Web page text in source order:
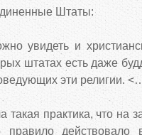
Штаты:
увидеть и
штатах есть даже
эти религии.
такая практика, что на
правило